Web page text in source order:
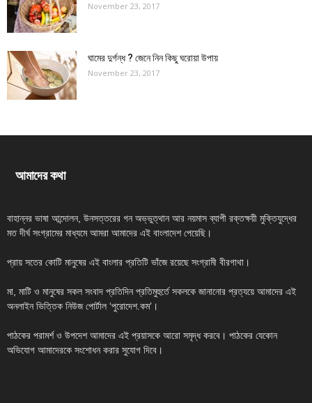
November 23, 2017
ঘামের দুর্গন্ধ ? জেনে নিন কিছু ঘরোয়া উপায়
November 23, 2017
আমাদের কথা
বাহান্নর ভাষা আন্দোলন, উনসত্তরের গন অভ্ভুত্থান আর নয়মাস ব্যাপী রক্তক্ষয়ী মুক্তিযুদ্ধের
মত দীর্ঘ সংগ্রামের মাধ্যমে আমরা আমাদের এই বাংলাদেশ পেয়েছি।
প্রায় সতের কোটি মানুষের এই বাংলার প্রতিটি ভাঁজে রয়েছে সংগ্রামী বীরগাথা।
মা, মাটি ও মানুষের সকল সংবাদ প্রতিদিন প্রতিমুহুর্তে সকলকে জানানোর প্রত্যয়ে আমাদের এই
অনলাইন ভিত্তিক নিউজ পোর্টাল ‘পুরোদেশ.কম’।
পাঠকের পরামর্শ ও উপদেশ আমাদের এই প্রয়াসকে আরো সমৃদ্ধ করবে। পাঠকের যেকোন
অভিযোগ আমাদেরকে সংশোধন করার সুযোগ দিবে।